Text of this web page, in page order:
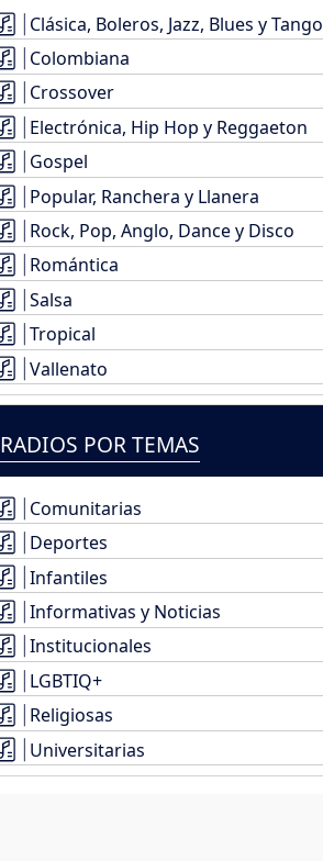
Clásica, Boleros, Jazz, Blues y Tango
Colombiana
Crossover
Electrónica, Hip Hop y Reggaeton
Gospel
Popular, Ranchera y Llanera
Rock, Pop, Anglo, Dance y Disco
Romántica
Salsa
Tropical
Vallenato
RADIOS POR TEMAS
Comunitarias
Deportes
Infantiles
Informativas y Noticias
Institucionales
LGBTIQ+
Religiosas
Universitarias